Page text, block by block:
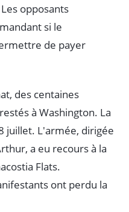
opposants
si le
de payer
des centaines
à Washington. La
juillet. L'armée, dirigée
a eu recours à la
Flats.
ont perdu la